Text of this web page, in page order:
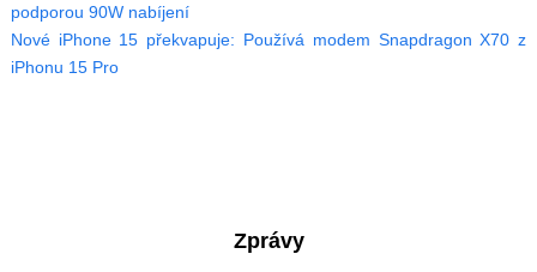
podporou 90W nabíjení
Nové iPhone 15 překvapuje: Používá modem Snapdragon X70 z
iPhonu 15 Pro
Zprávy